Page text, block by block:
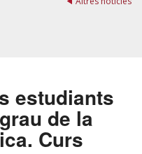
estudiants
de la
Curs